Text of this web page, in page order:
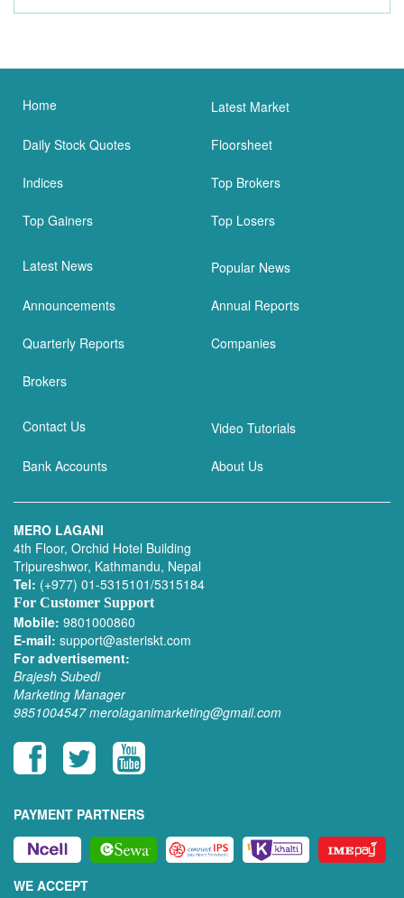
Home Latest Market
Daily Stock Quotes Floorsheet
Indices Top Brokers
Top Gainers Top Losers
Latest News Popular News
Announcements Annual Reports
Quarterly Reports Companies
Brokers
Contact Us Video Tutorials
Bank Accounts About Us
MERO LAGANI
4th Floor, Orchid Hotel Building
Tripureshwor, Kathmandu, Nepal
Tel: (+977) 01-5315101/5315184
For Customer Support
Mobile: 9801000860
E-mail: support@asteriskt.com
For advertisement:
Brajesh Subedi
Marketing Manager
9851004547 merolaganimarketing@gmail.com
PAYMENT PARTNERS
WE ACCEPT